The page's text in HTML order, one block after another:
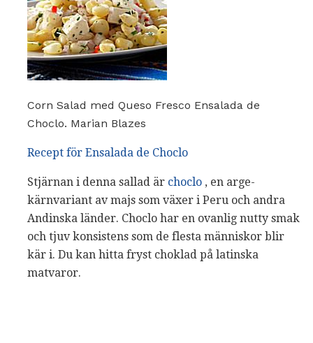
Corn Salad med Queso Fresco Ensalada de
Choclo. Marian Blazes
Recept för Ensalada de Choclo
Stjärnan i denna sallad är choclo , en arge-
kärnvariant av majs som växer i Peru och andra
Andinska länder. Choclo har en ovanlig nutty smak
och tjuv konsistens som de flesta människor blir
kär i. Du kan hitta fryst choklad på latinska
matvaror.